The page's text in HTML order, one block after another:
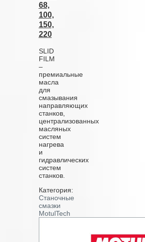
68,
100,
150,
220
SLID
FILM
–
премиальные
масла
для
смазывания
направляющих
станков,
централизованных
масляных
систем
нагрева
и
гидравлических
систем
станков.
Категория:
Станочные
смазки
MotulTech